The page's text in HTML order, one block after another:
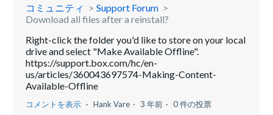
コミュニティ
Support Forum
Download all files after a reinstall?
Right-click the folder you'd like to store on your local
drive and select "Make Available Offline".
https://support.box.com/hc/en-
us/articles/360043697574-Making-Content-
Available-Offline
コメントを表示 Hank Vare 3 年前 0 件の投票